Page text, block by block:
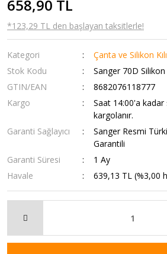
658,90 TL
*123,29 TL den başlayan taksitlerle!
Kategori Çanta ve Silikon
Stok Kodu
Sanger 70D Silikon
GTIN/EAN
8682076118777
Kargo
Saat 14:00'a
kargolanır.
Garanti Sağlayıcı
Sanger Resmi
Garantili
Garanti Süresi
1 Ay
Havale
639,13 TL (%3,00